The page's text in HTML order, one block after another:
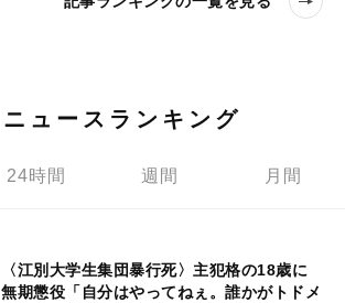
ニュースランキング
24時間 週間 月間
〈江別大学生集団暴行死〉主犯格の18歳に
無期懲役「自分はやってねぇ。誰かがトドメ